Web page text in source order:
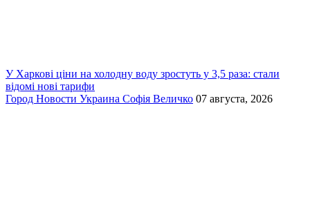
У Харкові ціни на холодну воду зростуть у 3,5 раза: стали
відомі нові тарифи
Город Новости Украина Софія Величко 07 августа, 2026